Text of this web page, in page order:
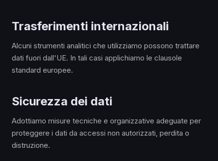
Trasferimenti internazionali
Alcuni strumenti analitici che utilizziamo possono trattare
dati fuori dall'UE. In tali casi applichiamo le clausole
standard europee.
Sicurezza dei dati
Adottiamo misure tecniche e organizzative adeguate per
proteggere i dati da accessi non autorizzati, perdita o
distruzione.